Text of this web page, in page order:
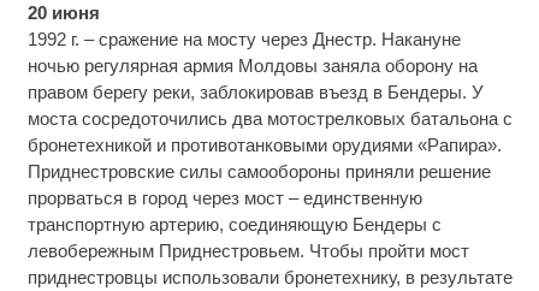
20 июня
1992 г. – сражение на мосту через Днестр. Накануне
ночью регулярная армия Молдовы заняла оборону на
правом берегу реки, заблокировав въезд в Бендеры. У
моста сосредоточились два мотострелковых батальона с
бронетехникой и противотанковыми орудиями «Рапира».
Приднестровские силы самообороны приняли решение
прорваться в город через мост – единственную
транспортную артерию, соединяющую Бендеры с
левобережным Приднестровьем. Чтобы пройти мост
приднестровцы использовали бронетехнику, в результате